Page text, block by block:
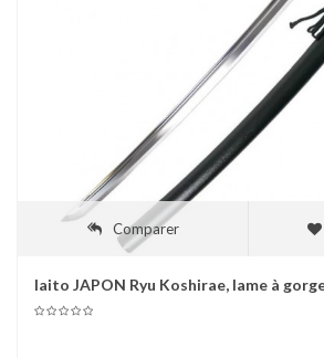
Comparer
Iaito JAPON Ryu Koshirae, lame à